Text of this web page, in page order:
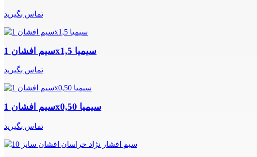
تماس بگیرید
سیم افشان 1x1,5 سیمیا
تماس بگیرید
سیم افشان 1x0,50 سیمیا
تماس بگیرید